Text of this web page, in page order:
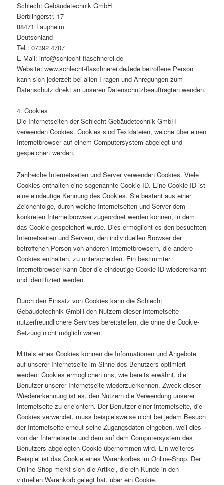
Schlecht Gebäudetechnik GmbH
Berblingerstr. 17
88471 Laupheim
Deutschland
Tel.: 07392 4707
E-Mail: info@schlecht-flaschnerei.de
Website: www.schlecht-flaschnerei.deJede betroffene Person
kann sich jederzeit bei allen Fragen und Anregungen zum
Datenschutz direkt an unseren Datenschutzbeauftragten wenden.
4. Cookies
Die Internetseiten der Schlecht Gebäudetechnik GmbH
verwenden Cookies. Cookies sind Textdateien, welche über einen
Internetbrowser auf einem Computersystem abgelegt und
gespeichert werden.
Zahlreiche Internetseiten und Server verwenden Cookies. Viele
Cookies enthalten eine sogenannte Cookie-ID. Eine Cookie-ID ist
eine eindeutige Kennung des Cookies. Sie besteht aus einer
Zeichenfolge, durch welche Internetseiten und Server dem
konkreten Internetbrowser zugeordnet werden können, in dem
das Cookie gespeichert wurde. Dies ermöglicht es den besuchten
Internetseiten und Servern, den individuellen Browser der
betroffenen Person von anderen Internetbrowsern, die andere
Cookies enthalten, zu unterscheiden. Ein bestimmter
Internetbrowser kann über die eindeutige Cookie-ID wiedererkannt
und identifiziert werden.
Durch den Einsatz von Cookies kann die Schlecht
Gebäudetechnik GmbH den Nutzern dieser Internetseite
nutzerfreundlichere Services bereitstellen, die ohne die Cookie-
Setzung nicht möglich wären.
Mittels eines Cookies können die Informationen und Angebote
auf unserer Internetseite im Sinne des Benutzers optimiert
werden. Cookies ermöglichen uns, wie bereits erwähnt, die
Benutzer unserer Internetseite wiederzuerkennen. Zweck dieser
Wiedererkennung ist es, den Nutzern die Verwendung unserer
Internetseite zu erleichtern. Der Benutzer einer Internetseite, die
Cookies verwendet, muss beispielsweise nicht bei jedem Besuch
der Internetseite erneut seine Zugangsdaten eingeben, weil dies
von der Internetseite und dem auf dem Computersystem des
Benutzers abgelegten Cookie übernommen wird. Ein weiteres
Beispiel ist das Cookie eines Warenkorbes im Online-Shop. Der
Online-Shop merkt sich die Artikel, die ein Kunde in den
virtuellen Warenkorb gelegt hat, über ein Cookie.